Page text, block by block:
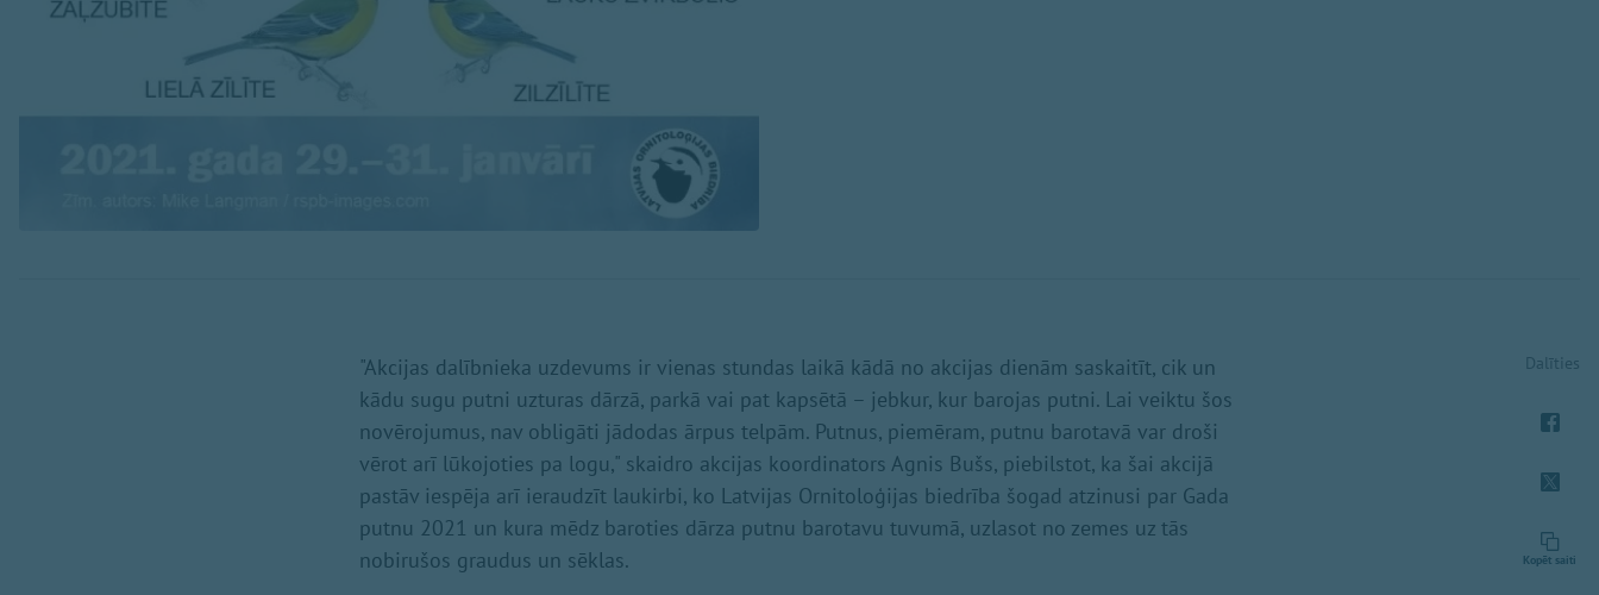
"Akcijas dalībnieka uzdevums ir vienas stundas laikā kādā no akcijas dienām saskaitīt, cik un
kādu sugu putni uzturas dārzā, parkā vai pat kapsētā – jebkur, kur barojas putni. Lai veiktu šos
novērojumus, nav obligāti jādodas ārpus telpām. Putnus, piemēram, putnu barotavā var droši
vērot arī lūkojoties pa logu," skaidro akcijas koordinators Agnis Bušs, piebilstot, ka šai akcijā
pastāv iespēja arī ieraudzīt laukirbi, ko Latvijas Ornitoloģijas biedrība šogad atzinusi par Gada
putnu 2021 un kura mēdz baroties dārza putnu barotavu tuvumā, uzlasot no zemes uz tās
nobirušos graudus un sēklas.
Dalīties
Kopēt saiti